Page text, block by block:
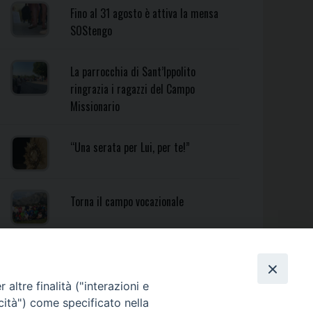
Fino al 31 agosto è attiva la mensa
SOStengo
La parrocchia di Sant’Ippolito
ringrazia i ragazzi del Campo
Missionario
“Una serata per Lui, per te!”
Torna il campo vocazionale
altre finalità ("interazioni e
come specificato nella